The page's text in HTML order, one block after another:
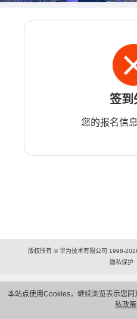
本站点使用Cookies，继续浏览表示您同
私政
签到
您的报名信
版权所有 © 华为技术有限公司 1998-
隐私保护